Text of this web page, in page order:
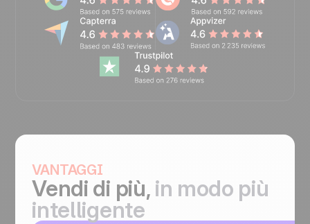
VANTAGGI
Vendi di più, in modo più
intelligente